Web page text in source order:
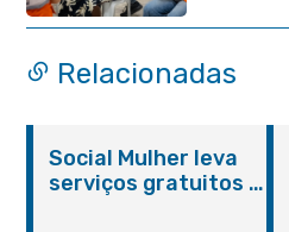
Relacionadas
Social Mulher leva
serviços gratuitos à